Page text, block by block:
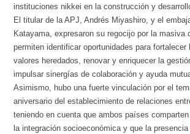
instituciones nikkei en la construcción y
El titular de la APJ, Andrés Miyashiro, y el
Katayama, expresaron su regocijo por la masiva
permiten identificar oportunidades para fortalecer
valores heredados, renovar y enriquecer la
impulsar sinergías de colaboración y ayuda
Asimismo, hubo una fuerte vinculación por el
aniversario del establecimiento de relaciones
teniendo en cuenta que ambos países
la integración socioeconómica y que la